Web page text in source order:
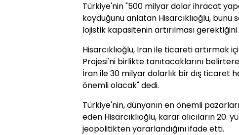
Türkiye'nin "500 milyar dolar ihracat
koyduğunu anlatan Hisarcıklıoğlu,
lojistik kapasitenin artırılması
Hisarcıklıoğlu, İran ile ticareti artırmak
Projesi'ni birlikte tanıtacaklarını
İran ile 30 milyar dolarlık bir dış ticaret
önemli olacak" dedi.
Türkiye'nin, dünyanın en önemli
eden Hisarcıklıoğlu, karar alıcıların 20.
jeopolitikten yararlandığını ifade etti.